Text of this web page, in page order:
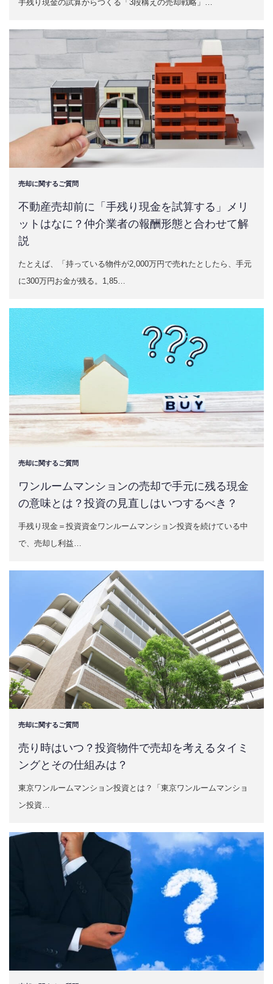
手残り現金の試算からつくる「3段構えの売却戦略」…
売却に関するご質問
不動産売却前に「手残り現金を試算する」メリ
ットはなに？仲介業者の報酬形態と合わせて解
説
たとえば、「持っている物件が2,000万円で売れたとしたら、手元
に300万円お金が残る。1,85…
売却に関するご質問
ワンルームマンションの売却で手元に残る現金
の意味とは？投資の見直しはいつするべき？
手残り現金＝投資資金ワンルームマンション投資を続けている中
で、売却し利益…
売却に関するご質問
売り時はいつ？投資物件で売却を考えるタイミ
ングとその仕組みは？
東京ワンルームマンション投資とは？「東京ワンルームマンショ
ン投資…